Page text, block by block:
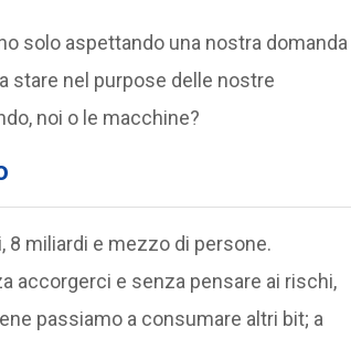
solo aspettando una nostra domanda
stare nel purpose delle nostre
noi o le macchine?
8 miliardi e mezzo di persone.
accorgerci e senza pensare ai rischi,
passiamo a consumare altri bit; a